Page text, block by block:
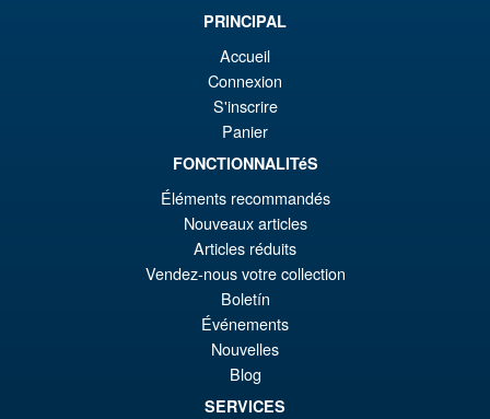
Bandai S.H.Figuarts One
Piece Shanks Summit War of
Marineford Action Figure
PRE ORDENA
S.H.Figuarts Rei Ayanami
Neon Genesis Evangelion
Action Figure ( Reissue )
PRINCIPAL
Accueil
Connexion
S'inscrire
Panier
FONCTIONNALITéS
Éléments recommandés
Nouveaux articles
Articles réduits
Vendez-nous votre collection
Boletín
Événements
Nouvelles
Blog
SERVICES